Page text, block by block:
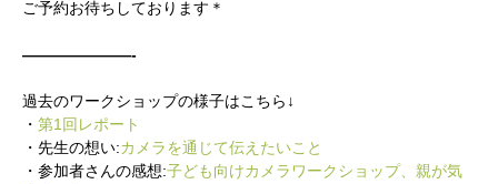
ご予約お待ちしております＊
———————-
過去のワークショップの様子はこちら↓
・ 第1回レポート
・先生の想い:カメラを通じて伝えたいこと
・参加者さんの感想:子ども向けカメラワークショップ、親が気